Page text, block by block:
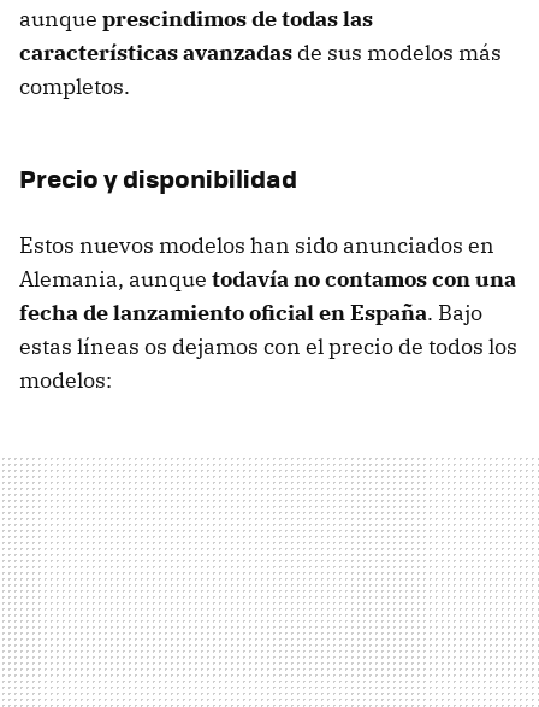
aunque prescindimos de todas las
características avanzadas de sus modelos más
completos.
Precio y disponibilidad
Estos nuevos modelos han sido anunciados en
Alemania, aunque todavía no contamos con una
fecha de lanzamiento oficial en España. Bajo
estas líneas os dejamos con el precio de todos los
modelos: